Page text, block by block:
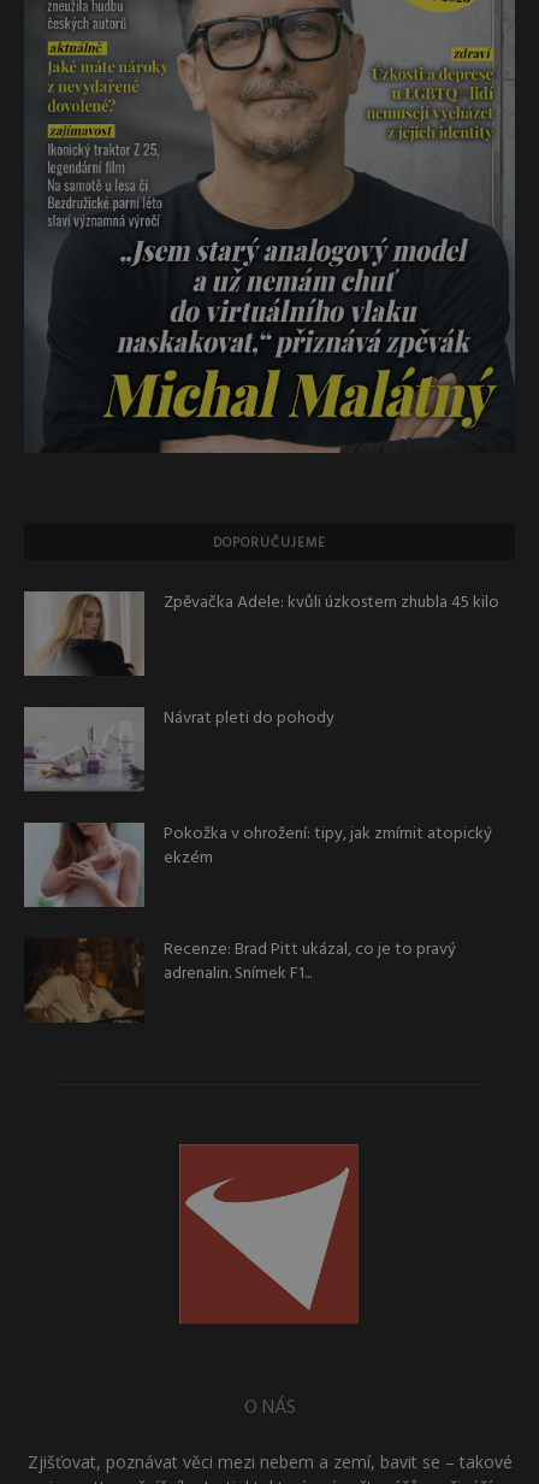
DOPORUČUJEME
Zpěvačka Adele: kvůli úzkostem zhubla 45 kilo
Návrat pleti do pohody
Pokožka v ohrožení: tipy, jak zmírnit atopický
ekzém
Recenze: Brad Pitt ukázal, co je to pravý
adrenalin. Snímek F1...
O NÁS
Zjišťovat, poznávat věci mezi nebem a zemí, bavit se – takové